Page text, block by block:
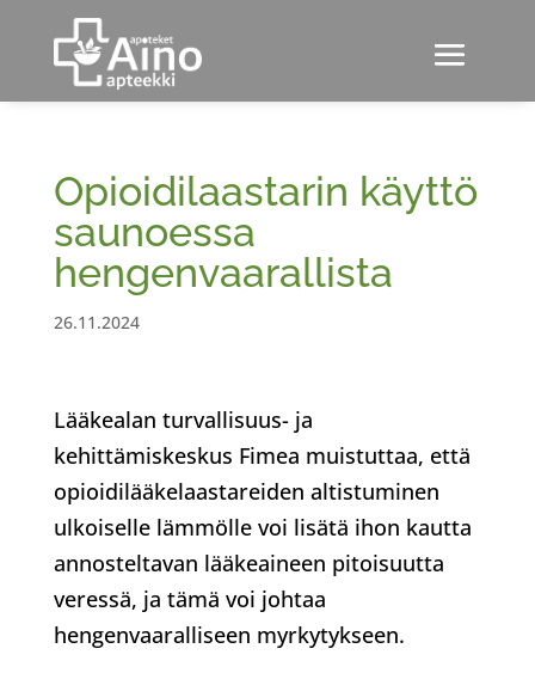
Opioidilaastarin käyttö
saunoessa
hengenvaarallista
26.11.2024
Lääkealan turvallisuus- ja
kehittämiskeskus Fimea muistuttaa, että
opioidilääkelaastareiden altistuminen
ulkoiselle lämmölle voi lisätä ihon kautta
annosteltavan lääkeaineen pitoisuutta
veressä, ja tämä voi johtaa
hengenvaaralliseen myrkytykseen.